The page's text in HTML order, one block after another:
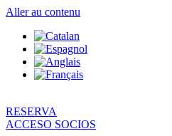
Aller au contenu
RESERVA
ACCESO SOCIOS